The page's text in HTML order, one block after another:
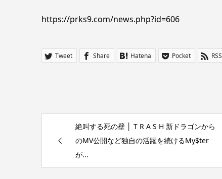
https://prks9.com/news.php?id=606
Tweet Share Hatena Pocket RSS
絶叫する死の壁 │ T R A S H 新ドラゴンから
のMV公開など独自の活躍を続けるMy$ter
が...